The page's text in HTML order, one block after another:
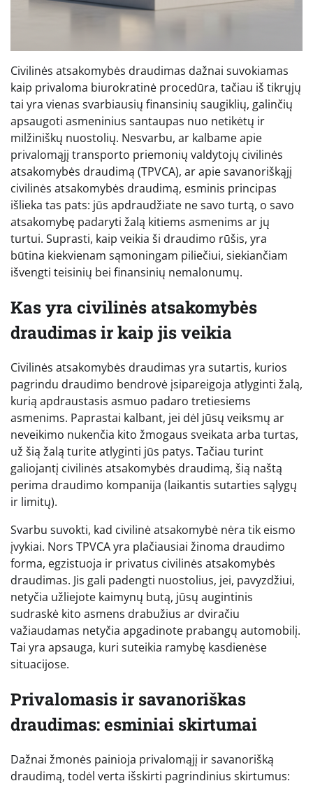
Civilinės atsakomybės draudimas dažnai suvokiamas
kaip privaloma biurokratinė procedūra, tačiau iš tikrųjų
tai yra vienas svarbiausių finansinių saugiklių, galinčių
apsaugoti asmeninius santaupas nuo netikėtų ir
milžiniškų nuostolių. Nesvarbu, ar kalbame apie
privalomąjį transporto priemonių valdytojų civilinės
atsakomybės draudimą (TPVCA), ar apie savanoriškąjį
civilinės atsakomybės draudimą, esminis principas
išlieka tas pats: jūs apdraudžiate ne savo turtą, o savo
atsakomybę padaryti žalą kitiems asmenims ar jų
turtui. Suprasti, kaip veikia ši draudimo rūšis, yra
būtina kiekvienam sąmoningam piliečiui, siekiančiam
išvengti teisinių bei finansinių nemalonumų.
Kas yra civilinės atsakomybės
draudimas ir kaip jis veikia
Civilinės atsakomybės draudimas yra sutartis, kurios
pagrindu draudimo bendrovė įsipareigoja atlyginti žalą,
kurią apdraustasis asmuo padaro tretiesiems
asmenims. Paprastai kalbant, jei dėl jūsų veiksmų ar
neveikimo nukenčia kito žmogaus sveikata arba turtas,
už šią žalą turite atlyginti jūs patys. Tačiau turint
galiojantį civilinės atsakomybės draudimą, šią naštą
perima draudimo kompanija (laikantis sutarties sąlygų
ir limitų).
Svarbu suvokti, kad civilinė atsakomybė nėra tik eismo
įvykiai. Nors TPVCA yra plačiausiai žinoma draudimo
forma, egzistuoja ir privatus civilinės atsakomybės
draudimas. Jis gali padengti nuostolius, jei, pavyzdžiui,
netyčia užliejote kaimynų butą, jūsų augintinis
sudraskė kito asmens drabužius ar dviračiu
važiaudamas netyčia apgadinote prabangų automobilį.
Tai yra apsauga, kuri suteikia ramybę kasdienėse
situacijose.
Privalomasis ir savanoriškas
draudimas: esminiai skirtumai
Dažnai žmonės painioja privalomąjį ir savanorišką
draudimą, todėl verta išskirti pagrindinius skirtumus: